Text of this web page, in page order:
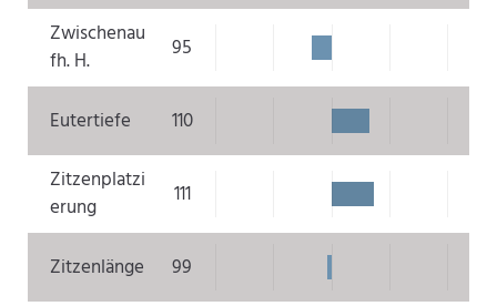
Zwischenau
fh. H.
95
Eutertiefe
110
Zitzenplatzi
erung
111
Zitzenlänge 99